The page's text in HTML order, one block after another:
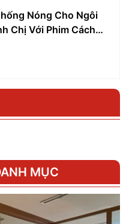
Nóng Cho Ngôi
Chị Với Phim Cách
Ở
MỤC